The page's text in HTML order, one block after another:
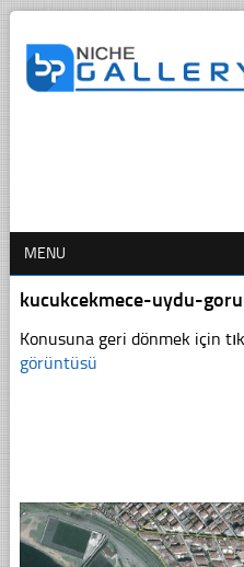
MENU
kucukcekmece-uydu-
Konusuna geri dönmek için
görüntüsü